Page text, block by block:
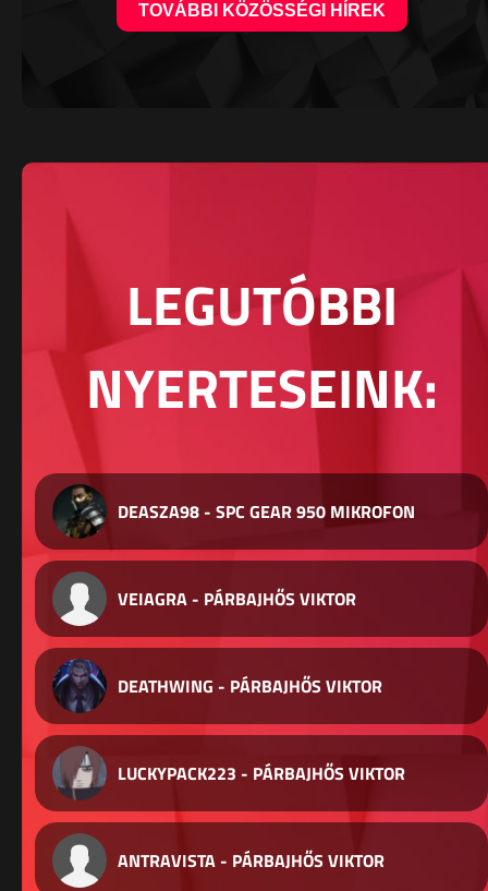
TOVÁBBI KÖZÖSSÉGI HÍREK
LEGUTÓBBI
NYERTESEINK:
DEASZA98 - SPC GEAR 950 MIKROFON
VEIAGRA - PÁRBAJHŐS VIKTOR
DEATHWING - PÁRBAJHŐS VIKTOR
LUCKYPACK223 - PÁRBAJHŐS VIKTOR
ANTRAVISTA - PÁRBAJHŐS VIKTOR